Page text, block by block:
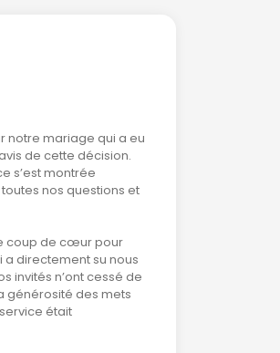
notre mariage qui a eu
de cette décision.
s’est montrée
nos questions et
coup de cœur pour
a directement su nous
invités n’ont cessé de
générosité des mets
était